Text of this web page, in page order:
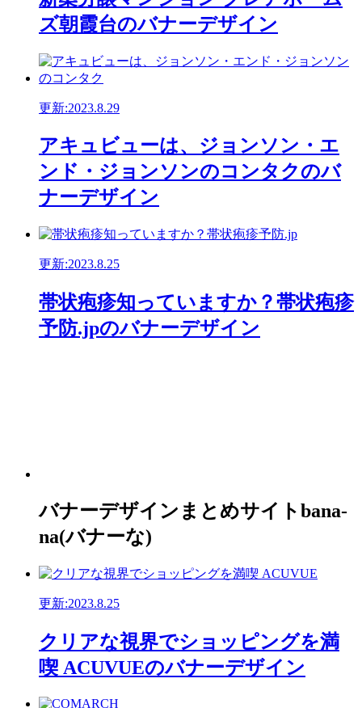
ズ朝霞台のバナーデザイン
更新:2023.8.29
アキュビューは、ジョンソン・エ
ンド・ジョンソンのコンタクのバ
ナーデザイン
更新:2023.8.25
帯状疱疹知っていますか？帯状疱疹
予防.jpのバナーデザイン
バナーデザインまとめサイトbana-
na(バナーな)
更新:2023.8.25
クリアな視界でショッピングを満
喫 ACUVUEのバナーデザイン